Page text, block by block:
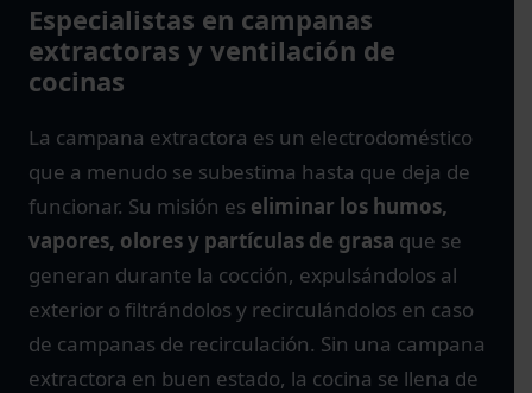
Especialistas en campanas
extractoras y ventilación de
cocinas
La campana extractora es un electrodoméstico
que a menudo se subestima hasta que deja de
funcionar. Su misión es eliminar los humos,
vapores, olores y partículas de grasa que se
generan durante la cocción, expulsándolos al
exterior o filtrándolos y recirculándolos en caso
de campanas de recirculación. Sin una campana
extractora en buen estado, la cocina se llena de